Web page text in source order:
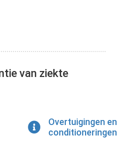
van ziekte
Overtuigingen en
conditioneringen